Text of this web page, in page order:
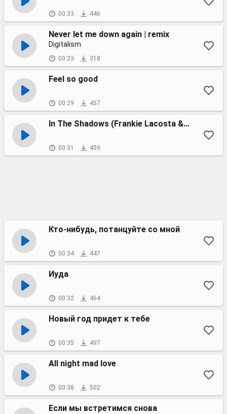
00:33 446
Never let me down again | remix
Digitalism
00:23 318
Feel so good
00:29 457
In The Shadows (Frankie Lacosta & Dmitri Phantom Remix)
00:31 459
Кто-нибудь, потанцуйте со мной
00:34 447
Иуда
00:32 464
Новый год придет к тебе
00:35 497
All night mad love
00:38 502
Если мы встретимся снова